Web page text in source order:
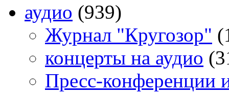
аудио (939)
Журнал "Кругозор"
концерты на аудио
Пресс-конференции